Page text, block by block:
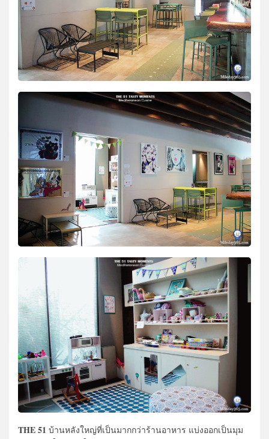
THE 51 บ้านหลังใหญ่ที่เป็นมากกว่าร้านอาหาร แบ่งออกเป็นมุม